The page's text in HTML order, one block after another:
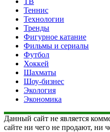
Теннис
Технологии
Тренды
Фигурное катание
Фильмы и сериалы
Футбол
Хоккей
Шахматы
Шоу-бизнес
Экология
Экономика
Данный сайт не является
сайте ни чего не продают, ни